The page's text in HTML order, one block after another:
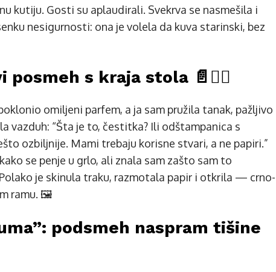
kutiju. Gosti su aplaudirali. Svekrva se nasmešila i
nesigurnosti: ona je volela da kuva starinski, bez
s kraja stola 📄🙂‍↕️
omiljeni parfem, a ja sam pružila tanak, pažljivo
vazduh: “Šta je to, čestitka? Ili odštampanica s
ozbiljnije. Mami trebaju korisne stvari, a ne papiri.”
se penje u grlo, ali znala sam zašto sam to
je skinula traku, razmotala papir i otkrila — crno-
ramu. 🖼️
podsmeh naspram tišine